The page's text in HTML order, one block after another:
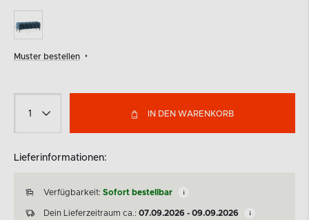
Muster bestellen
IN DEN WARENKORB
Lieferinformationen:
Verfügbarkeit: Sofort bestellbar
Dein Lieferzeitraum ca.: 07.09.2026 - 09.09.2026